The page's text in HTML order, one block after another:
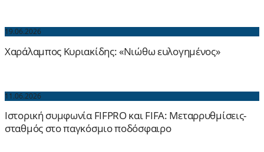
19.06.2026
Χαράλαμπος Κυριακίδης: «Νιώθω ευλογημένος»
11.06.2026
Ιστορική συμφωνία FIFPRO και FIFA: Μεταρρυθμίσεις-
σταθμός στο παγκόσμιο ποδόσφαιρο